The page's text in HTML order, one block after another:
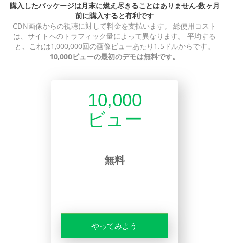
購入したパッケージは月末に燃え尽きることはありません-数ヶ月
前に購入すると有利です
CDN画像からの視聴に対して料金を支払います。 総使用コスト
は、サイトへのトラフィック量によって異なります。 平均する
と、これは1,000,000回の画像ビューあたり1.5ドルからです。
10,000ビューの最初のデモは無料です。
10,000
ビュー
無料
やってみよう